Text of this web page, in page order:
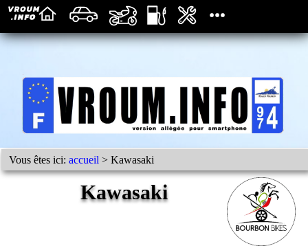
Vous êtes ici:accueil > Kawasaki
Kawasaki